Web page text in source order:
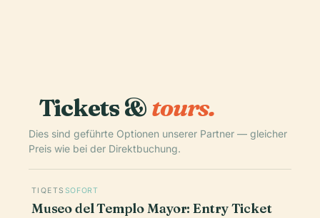
Tickets &tours.
Dies sind geführte Optionen unserer Partner — gleicher
Preis wie bei der Direktbuchung.
TIQETS SOFORT
Museo del Templo Mayor: Entry Ticket